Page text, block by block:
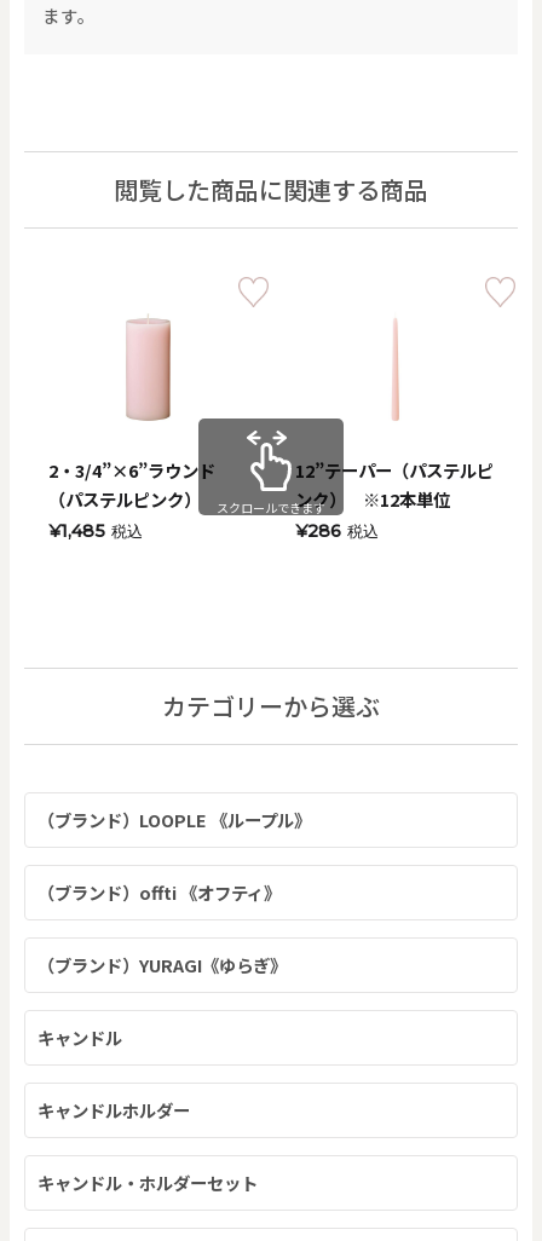
ます。
閲覧した商品に関連する商品
2・3/4”×6”ラウンド
（パステルピンク）
¥1,485 税込
12”テーパー（パステルピ
ンク） ※12本単位
¥286 税込
スクロールできます
カテゴリーから選ぶ
（ブランド）LOOPLE 《ループル》
（ブランド）offti 《オフティ》
（ブランド）YURAGI《ゆらぎ》
キャンドル
キャンドルホルダー
キャンドル・ホルダーセット